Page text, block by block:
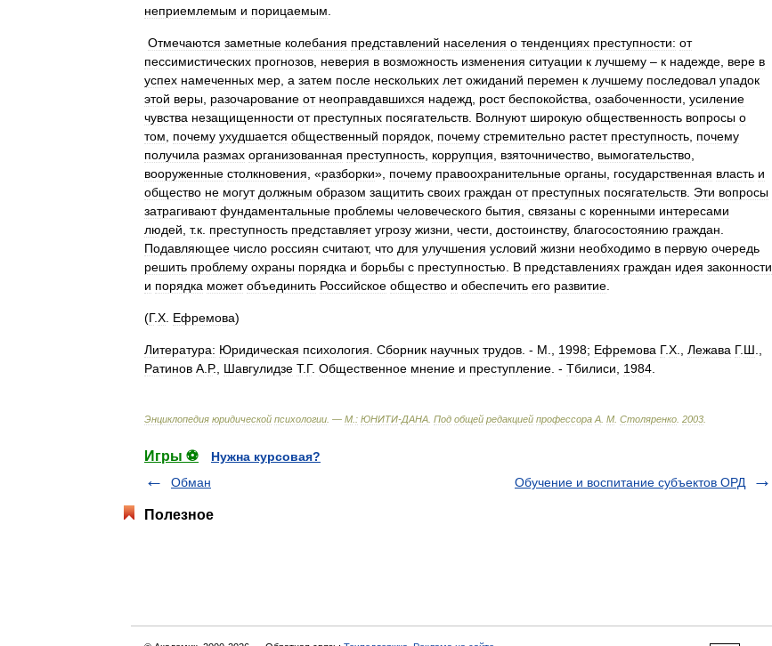
неприемлемым и порицаемым
Отмечаются заметные колебания представлений населения о тенденциях преступности: от
пессимистических прогнозов неверия в возможность изменения ситуации к лучшему – к надежде вере в
успех намеченных мер а затем после нескольких лет ожиданий перемен к лучшему последовал упадок
этой веры разочарование от неоправдавшихся надежд рост беспокойства озабоченности усиление
чувства незащищенности от преступных посягательств Волнуют широкую общественность вопросы о
том
почему ухудшается общественный порядок почему стремительно растет преступность почему
получила размах организованная преступность коррупция взяточничество вымогательство
вооруженные столкновения , «разборки», почему правоохранительные органы государственная власть и
общество не могут должным образом защитить своих граждан от преступных посягательств Эти вопросы
затрагивают фундаментальные проблемы человеческого бытия связаны с коренными интересами
людей т.к преступность представляет угрозу жизни чести достоинству, благосостоянию граждан
Подавляющее число россиян считают, что для улучшения условий жизни необходимо в первую очередь
решить проблему охраны порядка и борьбы с преступностью В представлениях граждан идея законности
и порядка может объединить Российское общество и обеспечить его развитие
(Г.Х Ефремова)
Литература: Юридическая психология Сборник научных трудов . - М 1998; Ефремова Г.Х Лежава Г.Ш
Ратинов А Р., Шавгулидзе Т.Г. Общественное мнение и преступление . - Тбилиси 1984
Энциклопедия юридической психологии . — М : ЮНИТИ-ДАНА Под общей редакцией профессора А М Столяренко 2003
Игры ⚽
Нужна курсовая?
Обман
Обучение и воспитание субъектов ОРД
Полезное